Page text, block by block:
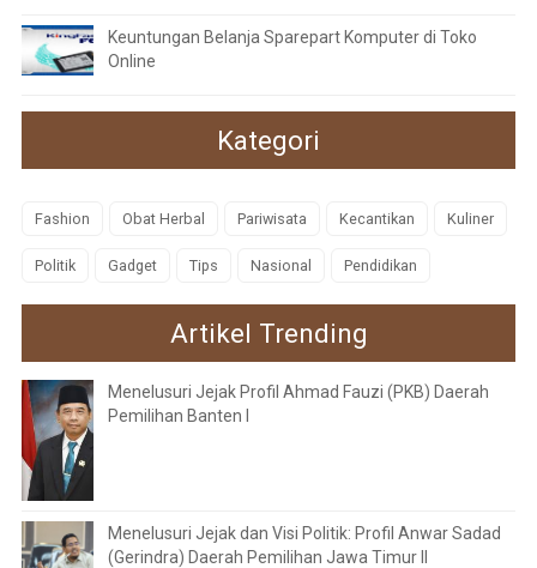
Keuntungan Belanja Sparepart Komputer di Toko
Online
Kategori
Fashion Obat Herbal Pariwisata Kecantikan Kuliner
Politik Gadget Tips Nasional Pendidikan
Artikel Trending
Menelusuri Jejak Profil Ahmad Fauzi (PKB) Daerah
Pemilihan Banten I
Menelusuri Jejak dan Visi Politik: Profil Anwar Sadad
(Gerindra) Daerah Pemilihan Jawa Timur II